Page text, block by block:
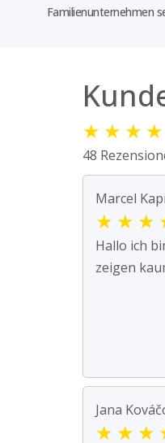
Familienunternehmen
★ ★ ★ ★
48
Marcel
★ ★ ★
Hallo ich
zeigen
Jana
★ ★ ★